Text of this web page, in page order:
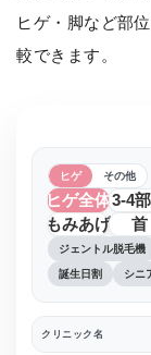
ヒゲ・脚など部
較できます。
ヒゲ その他
ヒゲ全体3-4
もみあげ
首
ジェントル脱毛機
誕生日割 シニ
クリニック名